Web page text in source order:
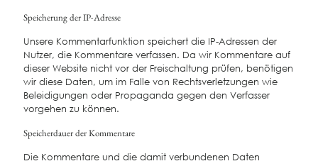
Speicherung der IP-Adresse
Unsere Kommentarfunktion speichert die IP-Adressen der
Nutzer, die Kommentare verfassen. Da wir Kommentare auf
dieser Website nicht vor der Freischaltung prüfen, benötigen
wir diese Daten, um im Falle von Rechtsverletzungen wie
Beleidigungen oder Propaganda gegen den Verfasser
vorgehen zu können.
Speicherdauer der Kommentare
Die Kommentare und die damit verbundenen Daten